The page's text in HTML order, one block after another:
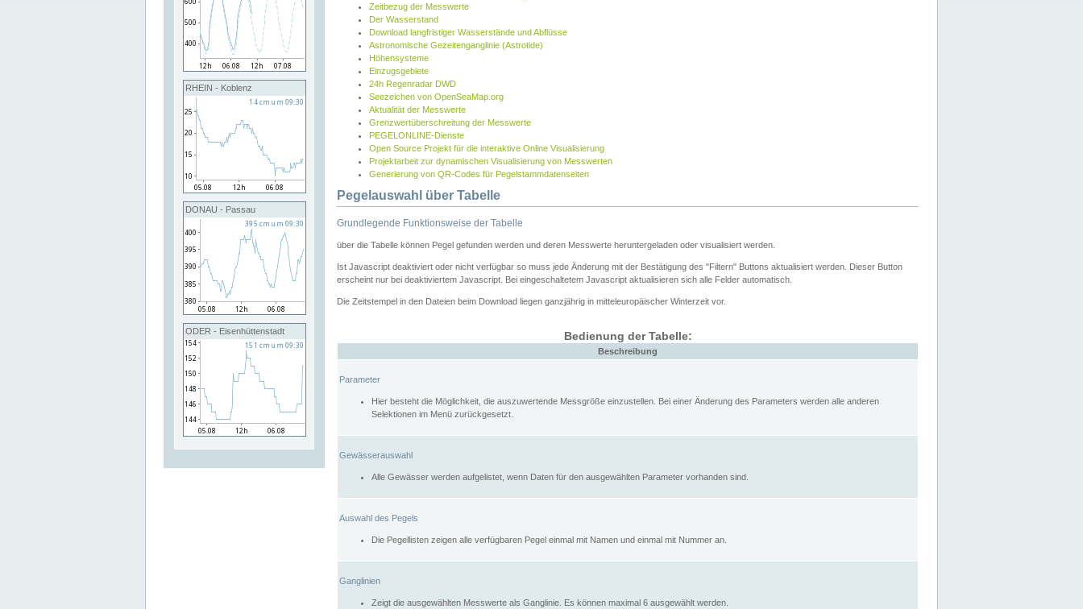
RHEIN - Koblenz
DONAU - Passau
ODER - Eisenhüttenstadt
Zeitbezug der Messwerte
Der Wasserstand
Download langfristiger Wasserstände und Abflüsse
Astronomische Gezeitenganglinie (Astrotide)
Höhensysteme
Einzugsgebiete
24h Regenradar DWD
Seezeichen von OpenSeaMap.org
Aktualität der Messwerte
Grenzwertüberschreitung der Messwerte
PEGELONLINE-Dienste
Open Source Projekt für die interaktive Online Visualisierung
Projektarbeit zur dynamischen Visualisierung von Messwerten
Generierung von QR-Codes für Pegelstammdatenseiten
Pegelauswahl über Tabelle
Grundlegende Funktionsweise der Tabelle
über die Tabelle können Pegel gefunden werden und deren Messwerte heruntergeladen oder visualisiert werden.
Ist Javascript deaktiviert oder nicht verfügbar so muss jede Änderung mit der Bestätigung des "Filtern" Buttons aktualisiert werden. Dieser Button
erscheint nur bei deaktiviertem Javascript. Bei eingeschaltetem Javascript aktualisieren sich alle Felder automatisch.
Die Zeitstempel in den Dateien beim Download liegen ganzjährig in mitteleuropäischer Winterzeit vor.
Bedienung der Tabelle:
Beschreibung
Parameter
Hier besteht die Möglichkeit, die auszuwertende Messgröße einzustellen. Bei einer Änderung des Parameters werden alle anderen
Selektionen im Menü zurückgesetzt.
Gewässerauswahl
Alle Gewässer werden aufgelistet, wenn Daten für den ausgewählten Parameter vorhanden sind.
Auswahl des Pegels
Die Pegellisten zeigen alle verfügbaren Pegel einmal mit Namen und einmal mit Nummer an.
Ganglinien
Zeigt die ausgewählten Messwerte als Ganglinie. Es können maximal 6 ausgewählt werden.